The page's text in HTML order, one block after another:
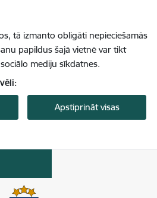
tā izmanto obligāti nepieciešamās
papildus šajā vietnē var tikt
mediju sīkdatnes.
Apstiprināt visas